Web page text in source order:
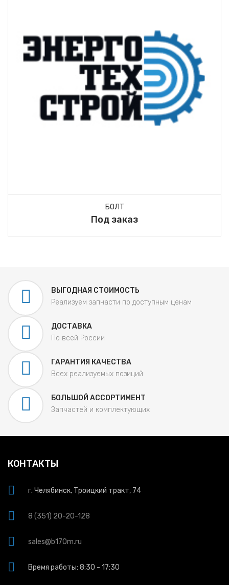
БОЛТ
Под заказ
ВЫГОДНАЯ СТОИМОСТЬ
Реализуем запчасти по доступным ценам
ДОСТАВКА
По всей России
ГАРАНТИЯ КАЧЕСТВА
Всех реализуемых позиций
БОЛЬШОЙ АССОРТИМЕНТ
Запчастей и комплектующих
КОНТАКТЫ
г. Челябинск, Троицкий тракт, 74
8 (351) 20-20-128
sales@b170m.ru
Время работы: 8:30 - 17:30